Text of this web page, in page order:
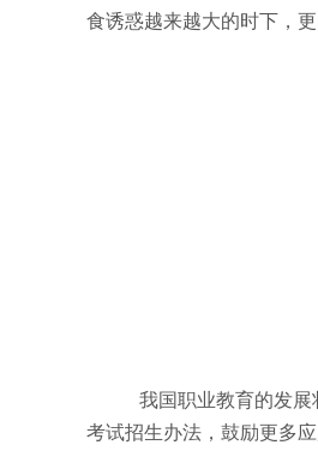
食诱惑越来越大的时下，
我国职业教育的发展
考试招生办法，鼓励更多